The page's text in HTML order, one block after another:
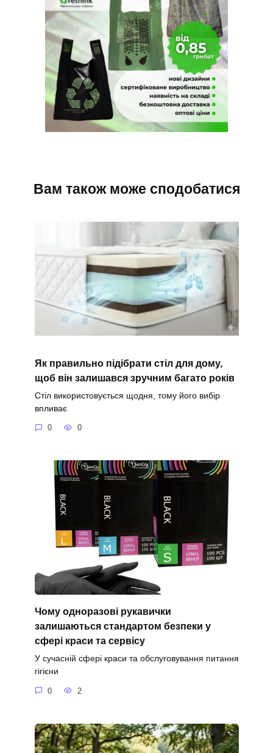
Вам також може сподобатися
Як правильно підібрати стіл для дому,
щоб він залишався зручним багато років
Стіл використовується щодня, тому його вибір
впливає
0 0
Чому одноразові рукавички
залишаються стандартом безпеки у
сфері краси та сервісу
У сучасній сфері краси та обслуговування питання
гігієни
0 2